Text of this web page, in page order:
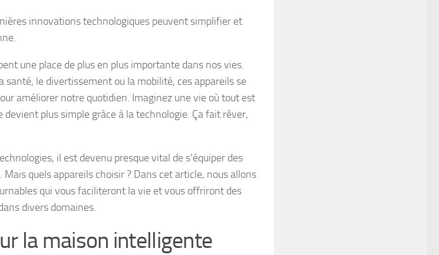
innovations technologiques peuvent simplifier et
une place de plus en plus importante dans nos vies.
santé, le divertissement ou la mobilité, ces appareils se
améliorer notre quotidien. Imaginez une vie où tout est
devient plus simple grâce à la technologie. Ça fait rêver,
il est devenu presque vital de s’équiper des
quels appareils choisir ? Dans cet article, nous allons
qui vous faciliteront la vie et vous offriront des
divers domaines.
la maison intelligente